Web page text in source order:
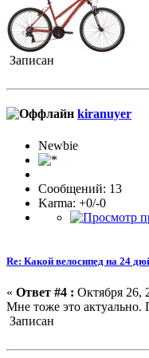
Записан
kiranuyer
Newbie
Сообщений: 13
Karma: +0/-0
Re: Какой велосипед на 24
« Ответ #4 : Октября 26,
Мне тоже это
Записан